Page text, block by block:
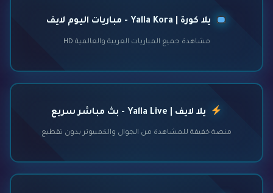
يلا كورة | Yalla Kora - مباريات اليوم لايف
مشاهدة جميع المباريات العربية والعالمية HD
يلا لايف | Yalla Live - بث مباشر سريع
منصة خفيفة للمشاهدة من الجوال والكمبيوتر بدون تقطيع